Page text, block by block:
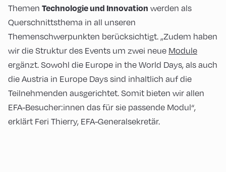
Themen Technologie und Innovation werden als
Querschnittsthema in all unseren
Themenschwerpunkten berücksichtigt. „Zudem haben
wir die Struktur des Events um zwei neue Module
ergänzt. Sowohl die Europe in the World Days, als auch
die Austria in Europe Days sind inhaltlich auf die
Teilnehmenden ausgerichtet. Somit bieten wir allen
EFA-Besucher:innen das für sie passende Modul“,
erklärt Feri Thierry, EFA-Generalsekretär.